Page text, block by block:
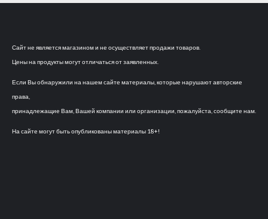
Сайт не является магазином и не осуществляет продажи товаров.
Цены на продукты могут отличаться от заявленных.
Если Вы обнаружили на нашем сайте материалы, которые нарушают авторские
права,
принадлежащие Вам, Вашей компании или организации, пожалуйста, сообщите нам.
На сайте могут быть опубликованы материалы 18+!